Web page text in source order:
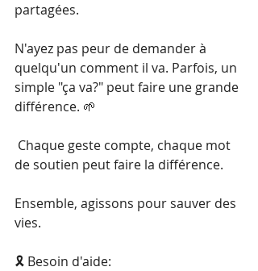
partagées.
N'ayez pas peur de demander à
quelqu'un comment il va. Parfois, un
simple "ça va?" peut faire une grande
différence. 🌱
Chaque geste compte, chaque mot
de soutien peut faire la différence.
Ensemble, agissons pour sauver des
vies.
🎗️ Besoin d'aide: